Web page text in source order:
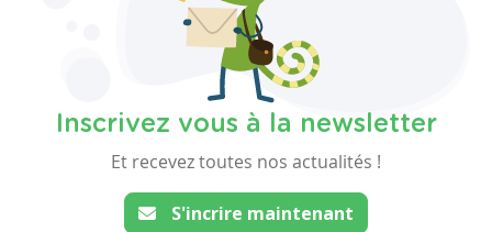
Inscrivez vous à la newsletter
Et recevez toutes nos actualités !
S'incrire maintenant